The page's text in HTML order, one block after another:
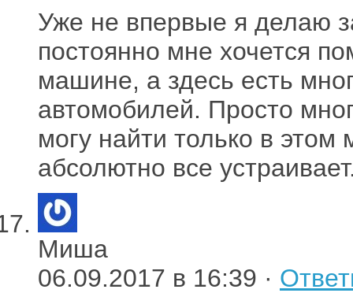
Уже не впервые я делаю
постоянно мне хочется
машине, а здесь есть
автомобилей. Просто
могу найти только в этом
абсолютно все
Миша
06.09.2017 в 16:39 ·